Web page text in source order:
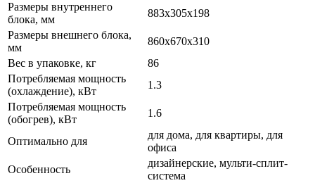
Размеры внутреннего
блока, мм
883x305x198
Размеры внешнего блока,
мм
860x670x310
Вес в упаковке, кг
86
Потребляемая мощность
(охлаждение), кВт
1.3
Потребляемая мощность
(обогрев), кВт
1.6
Оптимально для
для дома, для квартиры, для
офиса
Особенность
дизайнерские, мульти-сплит-
система